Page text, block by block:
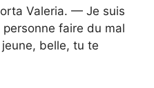
Valeria. — Je suis
faire du mal
belle, tu te